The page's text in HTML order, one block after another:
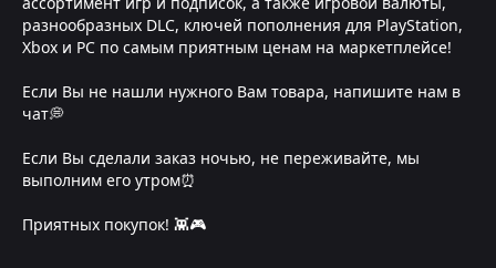
разнообразных DLC, ключей пополнения для PlayStation,
Xbox и PC по самым приятным ценам на маркетплейсе!
Если Вы не нашли нужного Вам товара, напишите нам в
чат💭
Если Вы сделали заказ ночью, не переживайте, мы
выполним его утром⏰
Приятных покупок! 👾🎮